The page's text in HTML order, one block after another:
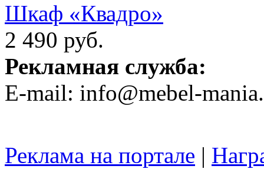
Шкаф «Квадро»
2 490 руб.
Рекламная служба:
E-mail: info@mebel-
Реклама на портале |